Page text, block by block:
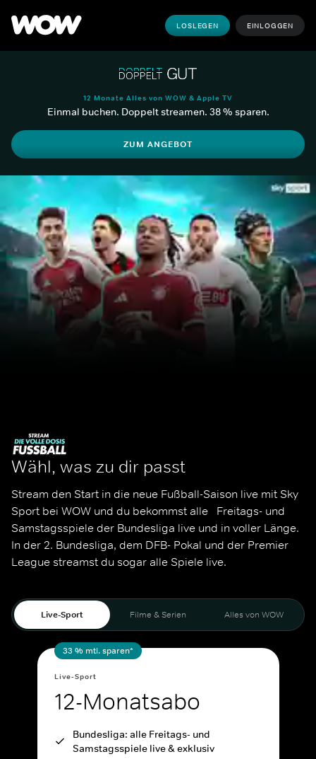
LOSLEGEN EINLOGGEN
12 Monate Alles von WOW & Apple TV
Einmal buchen. Doppelt streamen. 38 % sparen.
ZUM ANGEBOT
Wähl, was zu dir passt
Stream den Start in die neue Fußball-Saison live mit Sky
Sport bei WOW und du bekommst alle   Freitags- und
Samstagsspiele der Bundesliga live und in voller Länge.
In der 2. Bundesliga, dem DFB- Pokal und der Premier
League streamst du sogar alle Spiele live.
Live-Sport Filme & Serien Alles von WOW
33 % mtl. sparen*
Live-Sport
12-Monatsabo
Bundesliga: alle Freitags- und
Samstagsspiele live & exklusiv